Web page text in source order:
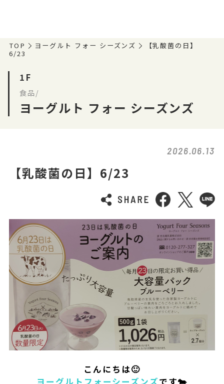
TOP ヨーグルト フォー シーズンズ
【乳酸菌の日】
6/23
1F
食品/
ヨーグルト フォー シーズンズ
2026.06.13
【乳酸菌の日】6/23
こんに ちは🙂
ヨーグルトフォーシーズンズです🐄